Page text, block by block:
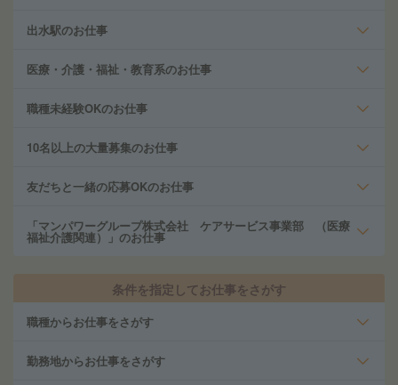
出水駅のお仕事
医療・介護・福祉・教育系のお仕事
職種未経験OKのお仕事
10名以上の大量募集のお仕事
友だちと一緒の応募OKのお仕事
「マンパワーグループ株式会社 ケアサービス事業部 （医療
福祉介護関連）」のお仕事
条件を指定してお仕事をさがす
職種からお仕事をさがす
勤務地からお仕事をさがす